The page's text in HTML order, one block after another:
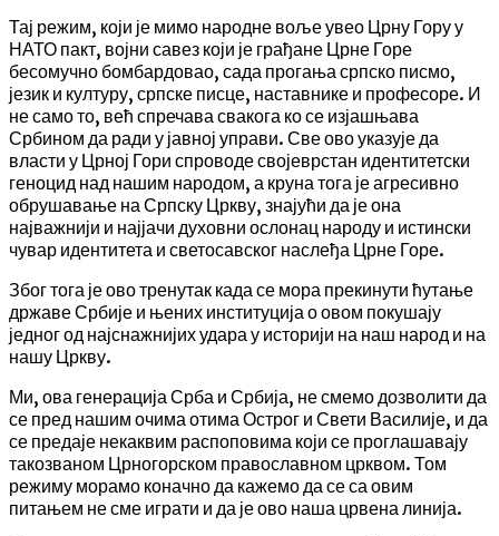
Тај режим, који је мимо народне воље увео Црну Гору у
НАТО пакт, војни савез који је грађане Црне Горе
бесомучно бомбардовао, сада прогања српско писмо,
језик и културу, српске писце, наставнике и професоре. И
не само то, већ спречава свакога ко се изјашњава
Србином да ради у јавној управи. Све ово указује да
власти у Црној Гори спроводе својеврстан идентитетски
геноцид над нашим народом, а круна тога је агресивно
обрушавање на Српску Цркву, знајући да је она
најважнији и најјачи духовни ослонац народу и истински
чувар идентитета и светосавског наслеђа Црне Горе.
Због тога је ово тренутак када се мора прекинути ћутање
државе Србије и њених институција о овом покушају
једног од најснажнијих удара у историји на наш народ и на
нашу Цркву.
Ми, ова генерација Срба и Србија, не смемо дозволити да
се пред нашим очима отима Острог и Свети Василије, и да
се предаје некаквим распоповима који се проглашавају
такозваном Црногорском православном црквом. Том
режиму морамо коначно да кажемо да се са овим
питањем не сме играти и да је ово наша црвена линија.